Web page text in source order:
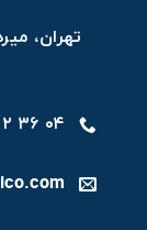
تهران،
۰۴ ۳۶ ۲۲۹۲ ۲۱ ۹۸+